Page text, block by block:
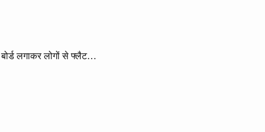
बोर्ड लगाकर लोगों से फ्लैट…